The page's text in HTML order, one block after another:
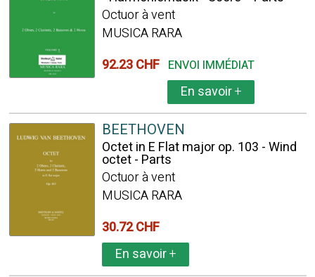
Octuor à vent
MUSICA RARA
92.23 CHF ENVOI IMMÉDIAT
En savoir+
BEETHOVEN
Octet in E Flat major op. 103 - Wind
octet - Parts
Octuor à vent
MUSICA RARA
30.72 CHF
En savoir+